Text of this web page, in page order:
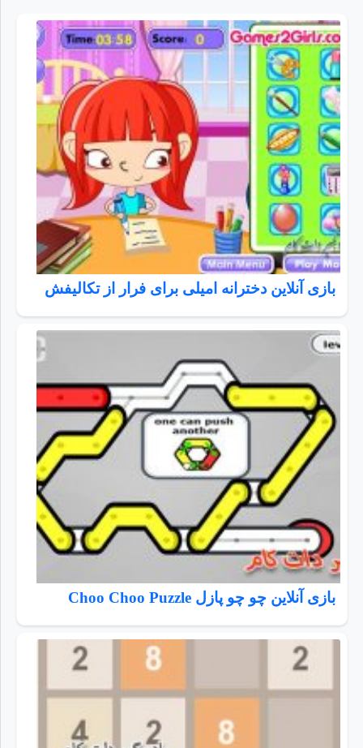
بازی آنلاین دخترانه امیلی برای فرار از تکالیفش
بازی آنلاین چو چو پازل Choo Choo Puzzle